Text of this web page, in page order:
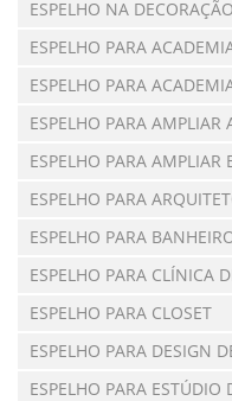
ESPELHO NA DECORAÇÃO
ESPELHO PARA
ESPELHO PARA
ESPELHO PARA AMPLIAR
ESPELHO PARA AMPLIAR
ESPELHO PARA
ESPELHO PARA
ESPELHO PARA CLÍNICA
ESPELHO PARA CLOSET
ESPELHO PARA DESIGN
ESPELHO PARA ESTÚDIO